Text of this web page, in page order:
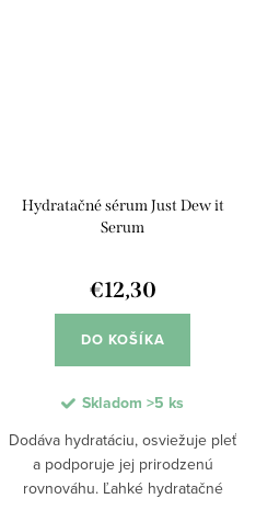
Hydratačné sérum Just Dew it
Serum
€12,30
DO KOŠÍKA
Skladom >5 ks
Dodáva hydratáciu, osviežuje pleť
a podporuje jej prirodzenú
rovnováhu. Ľahké hydratačné